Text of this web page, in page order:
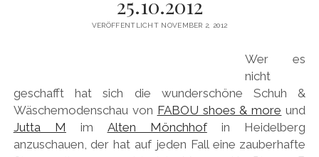
25.10.2012
VERÖFFENTLICHT NOVEMBER 2, 2012
Wer es
nicht
geschafft hat sich die wunderschöne Schuh &
Wäschemodenschau von FABOU shoes & more und
Jutta M im Alten Mönchhofin Heidelberg
anzuschauen, der hat auf jeden Fall eine zauberhafte